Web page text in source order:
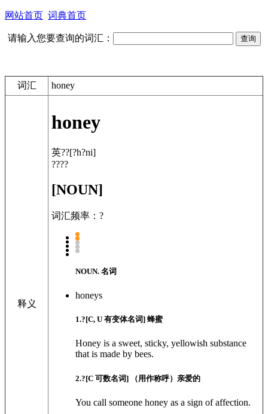
网站首页 词典首页
请输入您要查询的词汇：
词汇 honey
释义
honey
英??[?h?ni]
????
[NOUN]
词汇频率：?
NOUN. 名词
honeys
1.?[C, U 有变体名词] 蜂蜜
Honey is a sweet, sticky, yellowish substance
that is made by bees.
2.?[C 可数名词] （用作称呼）亲爱的
You call someone honey as a sign of affection.